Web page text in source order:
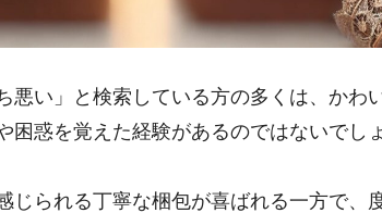
悪い」と検索している方の多くは、かわ
困惑を覚えた経験があるのではないでし
じられる丁寧な梱包が喜ばれる一方で、